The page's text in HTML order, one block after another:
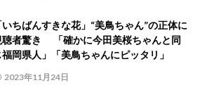
いちばんすきな花」“美鳥ちゃん”の正体に
聴者驚き 「確かに今田美桜ちゃんと同
福岡県人」「美鳥ちゃんにピッタリ」
2023年11月24日